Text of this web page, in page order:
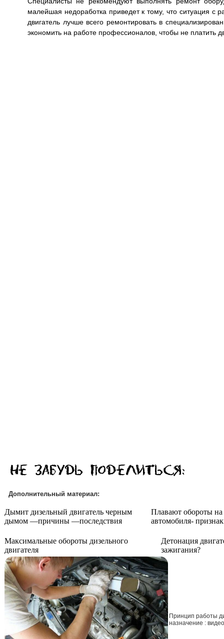
малейшая недоработка приведет к тому, что ситуация с
двигатель лучше всего ремонтировать в
экономить на работе профессионалов, чтобы не платить
Дополнительный материал:
Дымит дизельный двигатель черным
дымом —причины —последствия
Плавают обороты на
автомобиля-
Максимальные обороты дизельного
двигателя
Детонация
зажигания?
Принцип работы
назначение : видео